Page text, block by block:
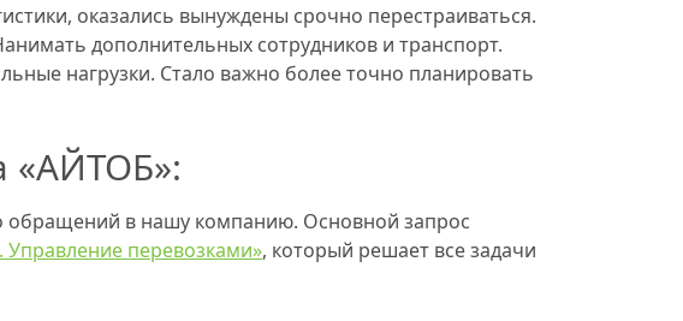
оказались вынуждены срочно перестраиваться.
дополнительных сотрудников и транспорт.
нагрузки. Стало важно более точно планировать
«АЙТОБ»:
обращений в нашу компанию. Основной запрос
Управление перевозками», который решает все задачи